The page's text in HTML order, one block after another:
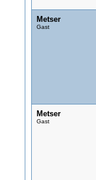
Metser
Gast
Metser
Gast